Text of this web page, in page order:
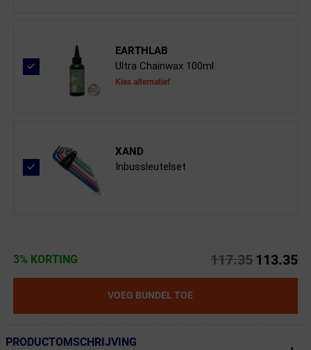
EARTHLAB
Ultra Chainwax 100ml
Kies alternatief
XAND
Inbussleutelset
3% KORTING 117.35 113.35
VOEG BUNDEL TOE
← Terug naar productnavigatie
PRODUCTOMSCHRIJVING